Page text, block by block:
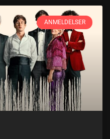
ANMELDELSER